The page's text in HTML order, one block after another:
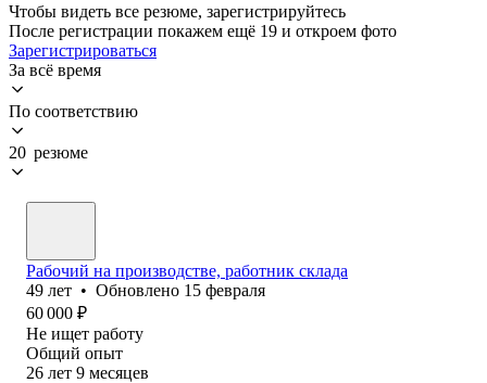
Чтобы видеть все резюме, зарегистрируйтесь
После регистрации покажем ещё 19 и откроем фото
Зарегистрироваться
За всё время
По соответствию
20 резюме
Рабочий на производстве, работник склада
49 лет • Обновлено 15 февраля
60 000 ₽
Не ищет работу
Общий опыт
26 лет 9 месяцев